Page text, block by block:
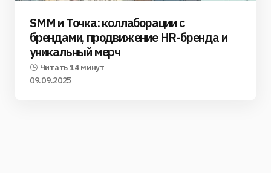
SMM и Точка: коллаборации с
брендами, продвижение HR-бренда и
уникальный мерч
Читать 14 минут
09.09.2025